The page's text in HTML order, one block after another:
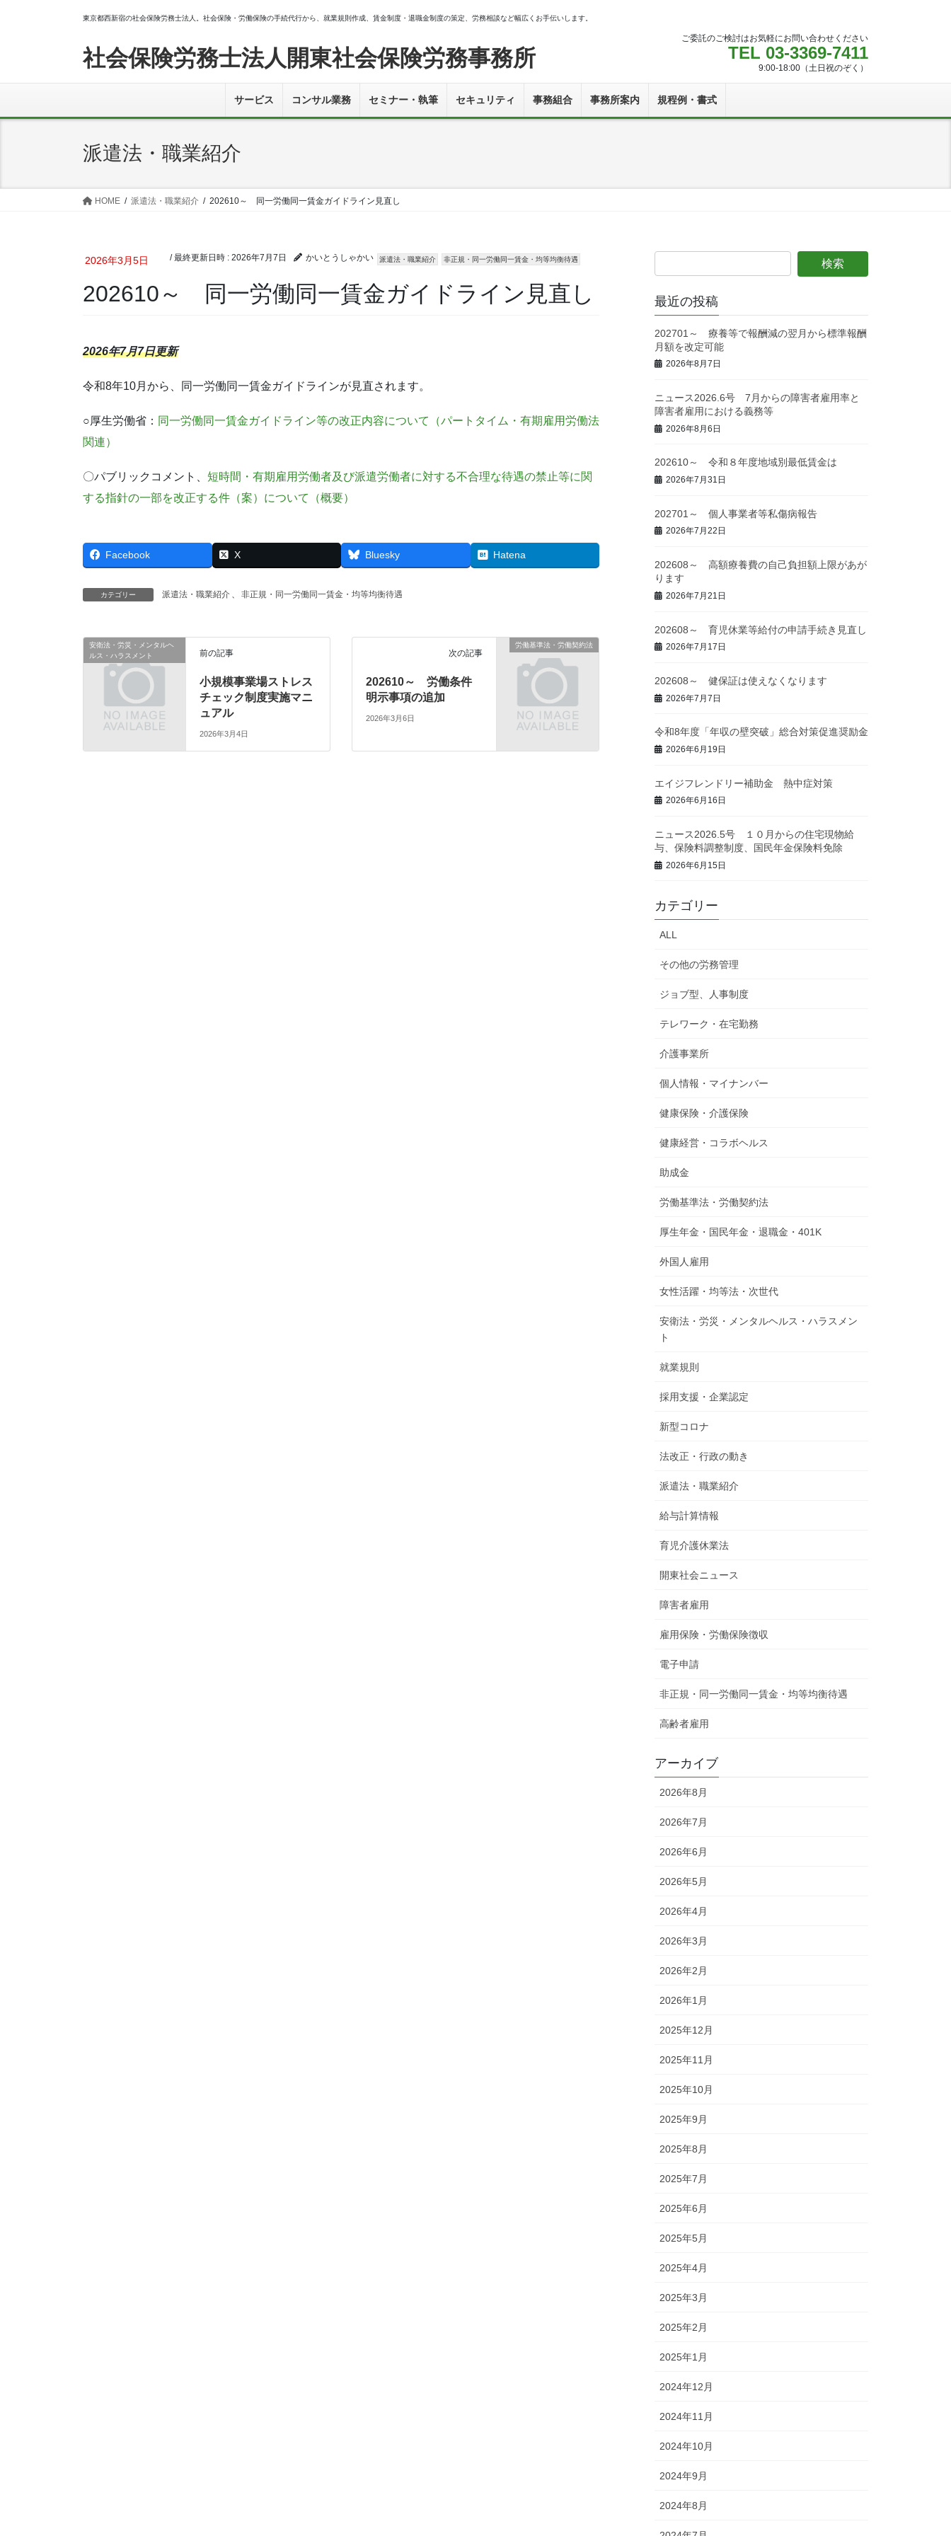
東京都西新宿の社会保険労務士法人。社会保険・労働保険の手続代行から、就業規則作成、賃金制度・退職金制度の策定、労務相談など幅広くお手伝いします。
社会保険労務士法人開東社会保険労務事務所
ご委託のご検討はお気軽にお問い合わせください
TEL 03-3369-7411
9:00-18:00（土日祝のぞく）
サービス コンサル業務 セミナー・執筆 セキュリティ 事務組合 事務所案内 規程例・書式
派遣法・職業紹介
HOME 派遣法・職業紹介 202610～ 同一労働同一賃金ガイドライン見直し
2026年3月5日 / 最終更新日時 : 2026年7月7日 かいとうしゃかい 派遣法・職業紹介 非正規・同一労働同一賃金・均等均衡待遇
202610～ 同一労働同一賃金ガイドライン見直し
2026年7月7日更新
令和8年10月から、同一労働同一賃金ガイドラインが見直されます。
○厚生労働省： 同一労働同一賃金ガイドライン等の改正内容について（パートタイム・有期雇用労働法
関連）
〇パブリックコメント、 短時間・有期雇用労働者及び派遣労働者に対する不合理な待遇の禁止等に関
する指針の一部を改正する件（案）について（概要）
Facebook X Bluesky Hatena
カテゴリー 派遣法・職業紹介 、 非正規・同一労働同一賃金・均等均衡待遇
安衛法・労災・メンタルヘ
ルス・ハラスメント
前の記事
小規模事業場ストレス
チェック制度実施マニ
ュアル
2026年3月4日
労働基準法・労働契約法
次の記事
202610～ 労働条件
明示事項の追加
2026年3月6日
最近の投稿
202701～ 療養等で報酬減の翌月から標準報酬
月額を改定可能
2026年8月7日
ニュース2026.6号 7月からの障害者雇用率と
障害者雇用における義務等
2026年8月6日
202610～ 令和８年度地域別最低賃金は
2026年7月31日
202701～ 個人事業者等私傷病報告
2026年7月22日
202608～ 高額療養費の自己負担額上限があが
ります
2026年7月21日
202608～ 育児休業等給付の申請手続き見直し
2026年7月17日
202608～ 健保証は使えなくなります
2026年7月7日
令和8年度「年収の壁突破」総合対策促進奨励金
2026年6月19日
エイジフレンドリー補助金 熱中症対策
2026年6月16日
ニュース2026.5号 １０月からの住宅現物給
与、保険料調整制度、国民年金保険料免除
2026年6月15日
カテゴリー
ALL
その他の労務管理
ジョブ型、人事制度
テレワーク・在宅勤務
介護事業所
個人情報・マイナンバー
健康保険・介護保険
健康経営・コラボヘルス
助成金
労働基準法・労働契約法
厚生年金・国民年金・退職金・401K
外国人雇用
女性活躍・均等法・次世代
安衛法・労災・メンタルヘルス・ハラスメン
ト
就業規則
採用支援・企業認定
新型コロナ
法改正・行政の動き
派遣法・職業紹介
給与計算情報
育児介護休業法
開東社会ニュース
障害者雇用
雇用保険・労働保険徴収
電子申請
非正規・同一労働同一賃金・均等均衡待遇
高齢者雇用
アーカイブ
2026年8月
2026年7月
2026年6月
2026年5月
2026年4月
2026年3月
2026年2月
2026年1月
2025年12月
2025年11月
2025年10月
2025年9月
2025年8月
2025年7月
2025年6月
2025年5月
2025年4月
2025年3月
2025年2月
2025年1月
2024年12月
2024年11月
2024年10月
2024年9月
2024年8月